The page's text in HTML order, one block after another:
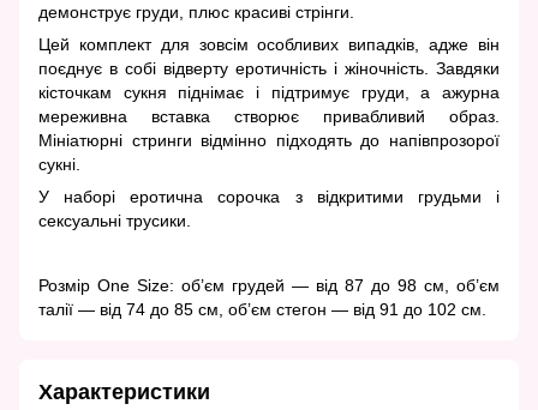
демонструє груди, плюс красиві стрінги.
Цей комплект для зовсім особливих випадків, адже він
поєднує в собі відверту еротичність і жіночність. Завдяки
кісточкам сукня піднімає і підтримує груди, а ажурна
мереживна вставка створює привабливий образ.
Мініатюрні стринги відмінно підходять до напівпрозорої
сукні.
У наборі еротична сорочка з відкритими грудьми і
сексуальні трусики.
Розмір One Size: об’єм грудей — від 87 до 98 см, об’єм
талії — від 74 до 85 см, об’єм стегон — від 91 до 102 см.
Характеристики